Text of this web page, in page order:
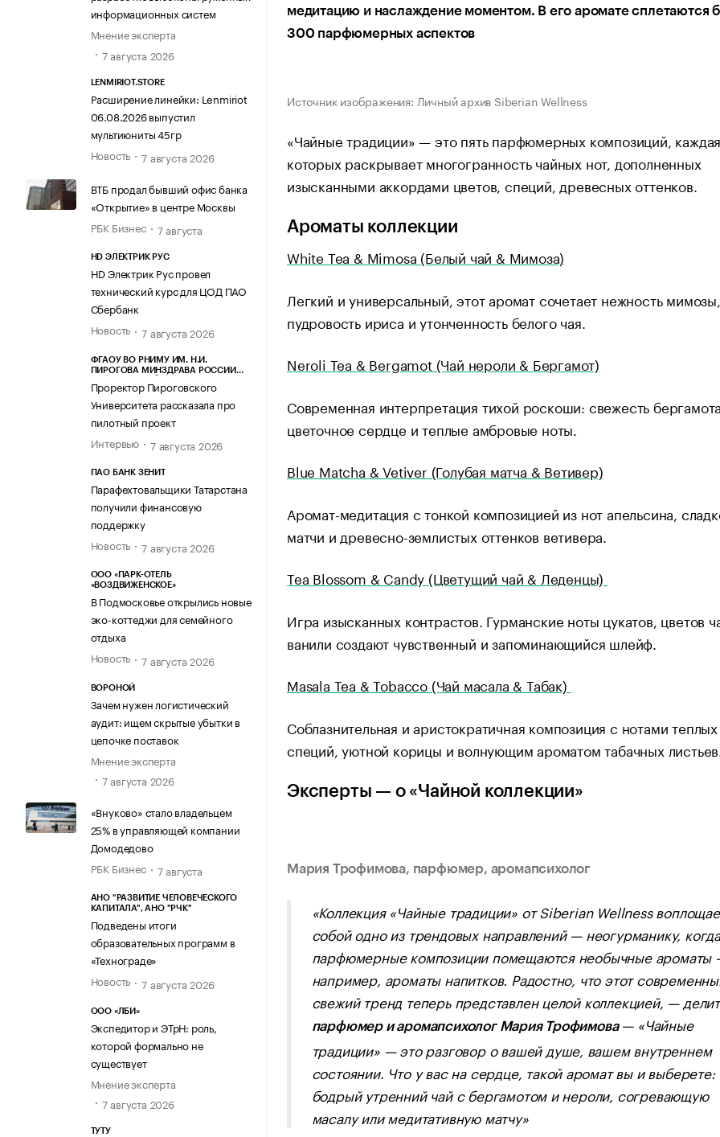
информационных систем
Мнение эксперта
7 августа 2026
LENMIRIOT.STORE
Расширение линейки: Lenmiriot
06.08.2026 выпустил
мультиюниты 45гр
Новость
7 августа 2026
ВТБ продал бывший офис банка
«Открытие» в центре Москвы
РБК Бизнес
7 августа
HD ЭЛЕКТРИК РУС
HD Электрик Рус провел
технический курс для ЦОД ПАО
Сбербанк
Новость
7 августа 2026
ФГАОУ ВО РНИМУ ИМ. Н.И.
ПИРОГОВА МИНЗДРАВА РОССИИ
Проректор Пироговского
Университета рассказала про
пилотный проект
Интервью
7 августа 2026
ПАО БАНК ЗЕНИТ
Парафехтовальщики Татарстана
получили финансовую
поддержку
Новость
7 августа 2026
ООО «ПАРК-ОТЕЛЬ
«ВОЗДВИЖЕНСКОЕ»
В Подмосковье открылись новые
эко-коттеджи для семейного
отдыха
Новость
7 августа 2026
ВОРОНОЙ
Зачем нужен логистический
аудит: ищем скрытые убытки в
цепочке поставок
Мнение эксперта
7 августа 2026
«Внуково» стало владельцем
25% в управляющей компании
Домодедово
РБК Бизнес
7 августа
АНО "РАЗВИТИЕ ЧЕЛОВЕЧЕСКОГО
КАПИТАЛА", АНО "РЧК"
Подведены итоги
образовательных программ в
«Технограде»
Новость
7 августа 2026
ООО «ЛБИ»
Экспедитор и ЭТрН: роль,
которой формально не
существует
Мнение эксперта
7 августа 2026
ТУТУ
медитацию и наслаждение моментом. В его аромате сплетаются
300 парфюмерных аспектов
Источник изображения: Личный архив Siberian Wellness
«Чайные традиции» — это пять парфюмерных композиций,
которых раскрывает многогранность чайных нот, дополненных
изысканными аккордами цветов, специй, древесных оттенков.
Ароматы коллекции
White Tea & Mimosa (Белый чай & Мимоза)
Легкий и универсальный, этот аромат сочетает нежность мимозы,
пудровость ириса и утонченность белого чая.
Neroli Tea & Bergamot (Чай нероли & Бергамот)
Современная интерпретация тихой роскоши: свежесть бергамота,
цветочное сердце и теплые амбровые ноты.
Blue Matcha & Vetiver (Голубая матча & Ветивер)
Аромат-медитация с тонкой композицией из нот апельсина,
матчи и древесно-землистых оттенков ветивера.
Tea Blossom & Candy (Цветущий чай & Леденцы)
Игра изысканных контрастов. Гурманские ноты цукатов, цветов
ванили создают чувственный и запоминающийся шлейф.
Masala Tea & Tobacco (Чай масала & Табак)
Соблазнительная и аристократичная композиция с нотами теплых
специй, уютной корицы и волнующим ароматом табачных листьев.
Эксперты — о «Чайной коллекции»
Мария Трофимова, парфюмер, аромапсихолог
«Коллекция «Чайные традиции» от Siberian Wellness
собой одно из трендовых направлений — неогурманику,
парфюмерные композиции помещаются необычные ароматы
например, ароматы напитков. Радостно, что этот
свежий тренд теперь представлен целой коллекцией, —
парфюмер и аромапсихолог Мария Трофимова — «Чайные
традиции» — это разговор о вашей душе, вашем внутреннем
состоянии. Что у вас на сердце, такой аромат вы и выберете:
бодрый утренний чай с бергамотом и нероли, согревающую
масалу или медитативную матчу»